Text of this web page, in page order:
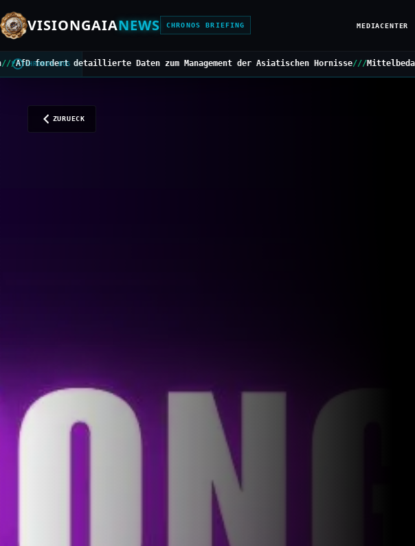
VISIONGAIANEWS CHRONOS BRIEFING MEDIACENTER
CHRONOS BUS
Daten zum Management der Asiatischen Hornisse ///Mittelbedarf für Bedarfsplan
ZURUECK